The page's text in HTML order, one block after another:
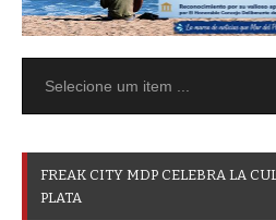
FREAK CITY MDP CELEBRA LA CUL
PLATA